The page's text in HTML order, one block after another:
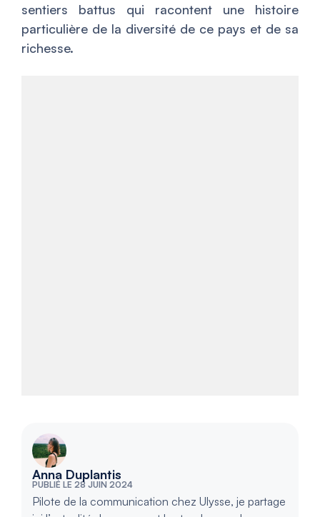
sentiers battus qui racontent une histoire
particulière de la diversité de ce pays et de sa
richesse.
Anna Duplantis
PUBLIÉ LE 28 JUIN 2024
Pilote de la communication chez Ulysse, je partage